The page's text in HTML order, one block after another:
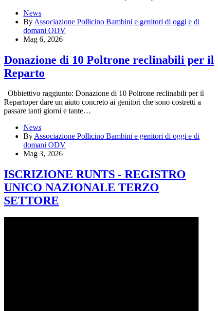
News
By Associazione Pollicino Bambini e genitori di oggi e di
domani ODV
Mag 6, 2026
Donazione di 10 Poltrone reclinabili per il
Reparto
Obbiettivo raggiunto: Donazione di 10 Poltrone reclinabili per il
Repartoper dare un aiuto concreto ai genitori che sono costretti a
passare tanti giorni e tante…
News
ByAssociazione Pollicino Bambini e genitori di oggi e di
domani ODV
Mag 3, 2026
ISCRIZIONE RUNTS - REGISTRO
UNICO NAZIONALE TERZO
SETTORE